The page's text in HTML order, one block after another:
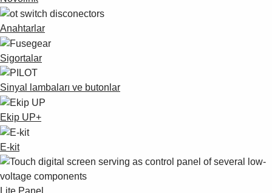
Anahtarlar
Sigortalar
Sinyal lambaları ve butonlar
Ekip UP+
E-kit
Lite Panel